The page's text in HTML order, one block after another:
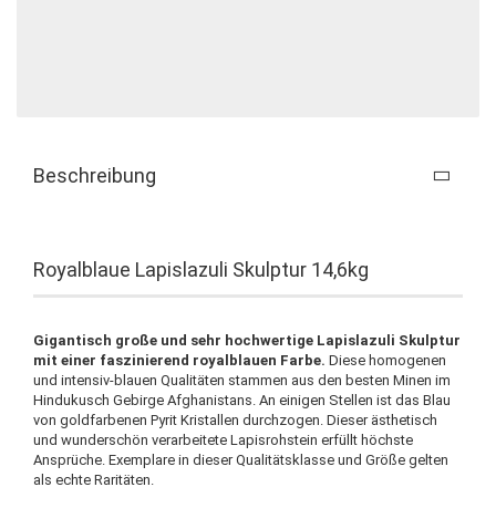
Beschreibung
Royalblaue Lapislazuli Skulptur 14,6kg
Gigantisch große und sehr hochwertige Lapislazuli Skulptur
mit einer faszinierend royalblauen Farbe. Diese homogenen
und intensiv-blauen Qualitäten stammen aus den besten Minen im
Hindukusch Gebirge Afghanistans. An einigen Stellen ist das Blau
von goldfarbenen Pyrit Kristallen durchzogen. Dieser ästhetisch
und wunderschön verarbeitete Lapisrohstein erfüllt höchste
Ansprüche. Exemplare in dieser Qualitätsklasse und Größe gelten
als echte Raritäten.